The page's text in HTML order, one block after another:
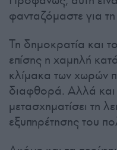
φανταζόμαστε για
Τη δημοκρατία και
επίσης η χαμηλή
κλίμακα των χωρών
διαφθορά. Αλλά και
μετασχηματίσει τη
εξυπηρέτησης του